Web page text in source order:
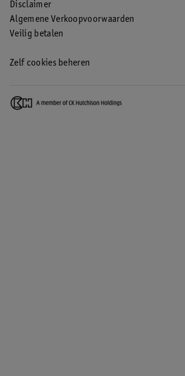
Disclaimer
Algemene Verkoopvoorwaarden
Veilig betalen
Zelf cookies beheren